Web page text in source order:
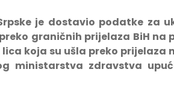
je dostavio podatke za
graničnih prijelaza BiH na
koja su ušla preko prijelaza
ministarstva zdravstva